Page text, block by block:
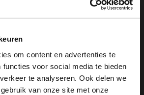
om content en advertenties te
functies voor social media te bieden
te analyseren. Ook delen we
van onze site met onze
schouderband lengte is 40
een ristsluiting met
details.
×
in English?